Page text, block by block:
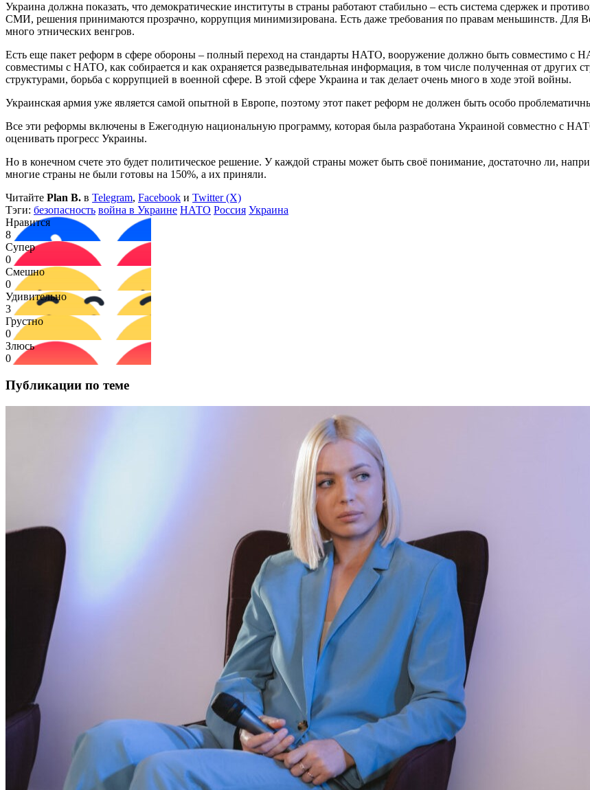
Украина должна показать, что демократические институты в страны работают стабильно – есть система сдержек и
СМИ, решения принимаются прозрачно, коррупция минимизирована. Есть даже требования по правам меньшинств. Для
много этнических венгров.
Есть еще пакет реформ в сфере обороны – полный переход на стандарты НАТО, вооружение должно быть совместимо с
совместимы с НАТО, как собирается и как охраняется разведывательная информация, в том числе полученная от
структурами, борьба с коррупцией в военной сфере. В этой сфере Украина и так делает очень много в ходе этой войны.
Украинская армия уже является самой опытной в Европе, поэтому этот пакет реформ не должен быть особо
Все эти реформы включены в Ежегодную национальную программу, которая была разработана Украиной совместно с
оценивать прогресс Украины.
Но в конечном счете это будет политическое решение. У каждой страны может быть своё понимание, достаточно ли,
многие страны не были готовы на 150%, а их приняли.
Читайте Plan B. в Telegram, Facebook и Twitter (X)
Тэги: безопасность война в Украине НАТО Россия Украина
Нравится
8
Супер
0
Смешно
0
Удивительно
3
Грустно
0
Злюсь
0
Публикации по теме